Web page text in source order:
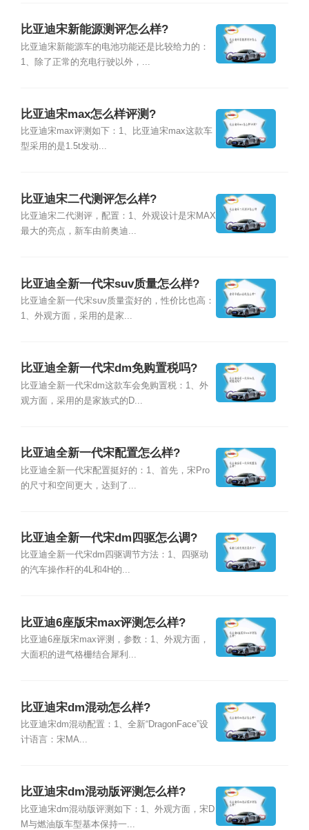
比亚迪宋新能源测评怎么样?
比亚迪宋新能源车的电池功能还是比较给力的：
1、除了正常的充电行驶以外，...
比亚迪宋max怎么样评测?
比亚迪宋max评测如下：1、比亚迪宋max这款车
型采用的是1.5t发动...
比亚迪宋二代测评怎么样?
比亚迪宋二代测评，配置：1、外观设计是宋MAX
最大的亮点，新车由前奥迪...
比亚迪全新一代宋suv质量怎么样?
比亚迪全新一代宋suv质量蛮好的，性价比也高：
1、外观方面，采用的是家...
比亚迪全新一代宋dm免购置税吗?
比亚迪全新一代宋dm这款车会免购置税：1、外
观方面，采用的是家族式的D...
比亚迪全新一代宋配置怎么样?
比亚迪全新一代宋配置挺好的：1、首先，宋Pro
的尺寸和空间更大，达到了...
比亚迪全新一代宋dm四驱怎么调?
比亚迪全新一代宋dm四驱调节方法：1、四驱动
的汽车操作杆的4L和4H的...
比亚迪6座版宋max评测怎么样?
比亚迪6座版宋max评测，参数：1、外观方面，
大面积的进气格栅结合犀利...
比亚迪宋dm混动怎么样?
比亚迪宋dm混动配置：1、全新“DragonFace”设
计语言：宋MA...
比亚迪宋dm混动版评测怎么样?
比亚迪宋dm混动版评测如下：1、外观方面，宋D
M与燃油版车型基本保持一...